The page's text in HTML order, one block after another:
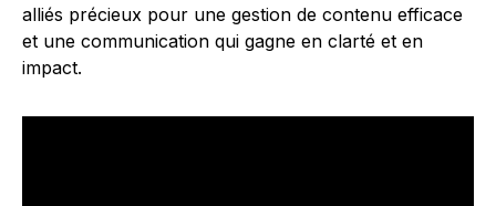
alliés précieux pour une gestion de contenu efficace
et une communication qui gagne en clarté et en
impact.